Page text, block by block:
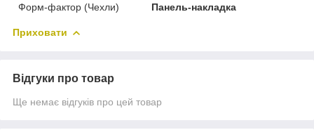
Форм-фактор (Чехли)
Панель-накладка
Приховати
Відгуки про товар
Ще немає відгуків про цей товар